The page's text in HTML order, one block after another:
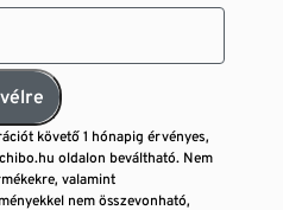
követő 1 hónapig érvényes,
oldalon beváltható. Nem
valamint
nem összevonható,